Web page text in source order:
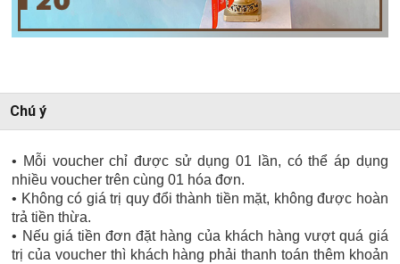
Chú ý
• Mỗi voucher chỉ được sử dụng 01 lần, có thể áp dụng
nhiều voucher trên cùng 01 hóa đơn.
• Không có giá trị quy đổi thành tiền mặt, không được hoàn
trả tiền thừa.
• Nếu giá tiền đơn đặt hàng của khách hàng vượt quá giá
trị của voucher thì khách hàng phải thanh toán thêm khoản